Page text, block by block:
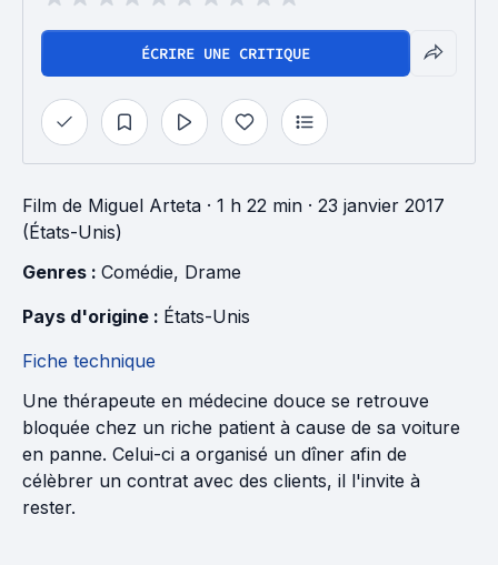
ÉCRIRE UNE CRITIQUE
Film de Miguel Arteta · 1 h 22 min · 23 janvier 2017
(États-Unis)
Genres : Comédie, Drame
Pays d'origine : États-Unis
Fiche technique
Une thérapeute en médecine douce se retrouve
bloquée chez un riche patient à cause de sa voiture
en panne. Celui-ci a organisé un dîner afin de
célèbrer un contrat avec des clients, il l'invite à
rester.